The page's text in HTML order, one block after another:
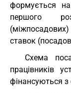
формується на
першого
ставок
Схема
працівників
фінансуються